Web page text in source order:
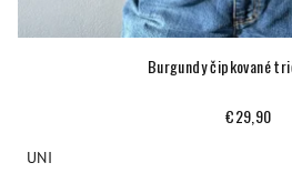
Burgundy čipkované
€29,90
UNI